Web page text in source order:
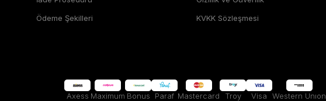
Ödeme Şekilleri
KVKK Sözleşmesi
Axess Maximum Bonus Paraf Mastercard Troy Visa Western Unıon